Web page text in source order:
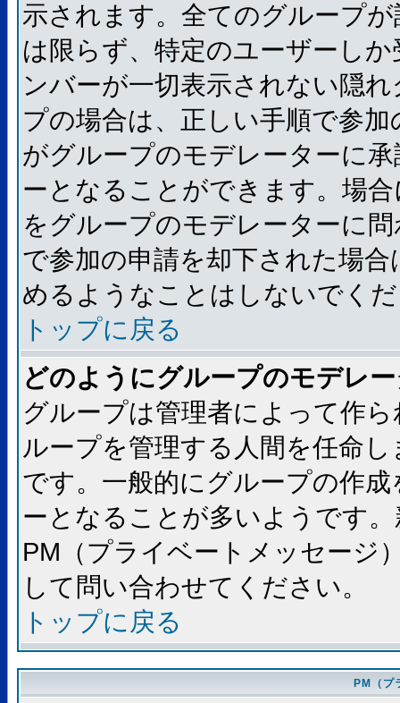
示されます。全てのグループ
は限らず、特定のユーザーし
ンバーが一切表示されない隠
プの場合は、正しい手順で参
がグループのモデレーターに
ーとなることができます。場
をグループのモデレーターに
で参加の申請を却下された場
めるようなことはしないでく
トップに戻る
どのようにグループのモデレ
グループは管理者によって作
ループを管理する人間を任命
です。一般的にグループの作
ーとなることが多いようです
PM（プライベートメッセージ
して問い合わせてください。
トップに戻る
PM（プ